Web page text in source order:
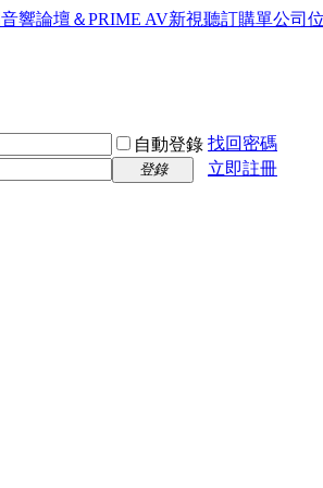
音響論壇＆PRIME AV新視聽訂購單公司
自動登錄 找回密碼
登錄 立即註冊